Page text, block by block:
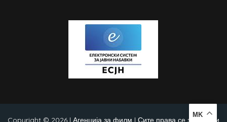
Copyright © 2026 | Агенција за филм | Сите права се задржани
MK